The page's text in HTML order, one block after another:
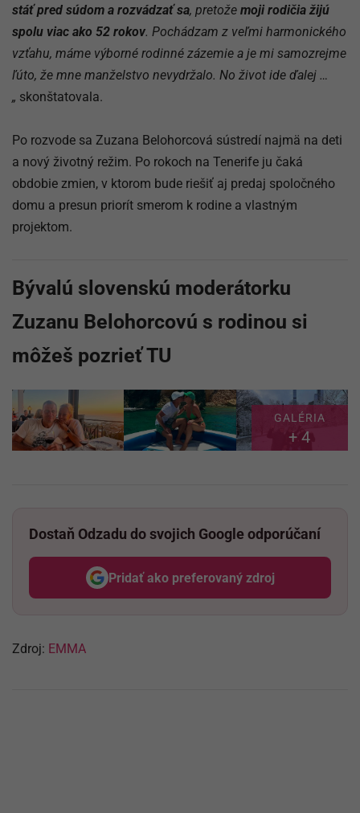
stáť pred súdom a rozvádzať sa, pretože moji rodičia žijú
spolu viac ako 52 rokov. Pochádzam z veľmi harmonického
vzťahu, máme výborné rodinné zázemie a je mi samozrejme
ľúto, že mne manželstvo nevydržalo. No život ide ďalej …
„ skonštatovala.
Po rozvode sa Zuzana Belohorcová sústredí najmä na deti
a nový životný režim. Po rokoch na Tenerife ju čaká
obdobie zmien, v ktorom bude riešiť aj predaj spoločného
domu a presun priorít smerom k rodine a vlastným
projektom.
Bývalú slovenskú moderátorku
Zuzanu Belohorcovú s rodinou si
môžeš pozrieť TU
GALÉRIA
+ 4
Dostaň Odzadu do svojich Google odporúčaní
Pridať ako preferovaný zdroj
Odzadu, odkaz sa otvorí v
Zdroj: EMMA